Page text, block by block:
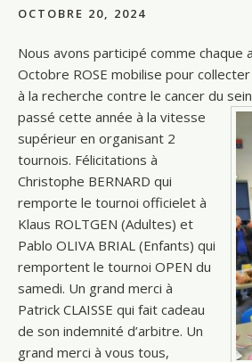
OCTOBRE 20, 2024
Nous avons participé comme chaque
Octobre ROSE mobilise pour
à la recherche contre le cancer du s
passé cette année à la vitesse
supérieur en organisant 2
tournois. Félicitations à
Christophe BERNARD qui
remporte le tournoi officielet à
Klaus ROLTGEN (Adultes) et
Pablo OLIVA BRIAL (Enfants) qui
remportent le tournoi OPEN du
samedi. Un grand merci à
Patrick CLAISSE qui fait cadeau
de son indemnité d’arbitre. Un
grand merci à vous tous,